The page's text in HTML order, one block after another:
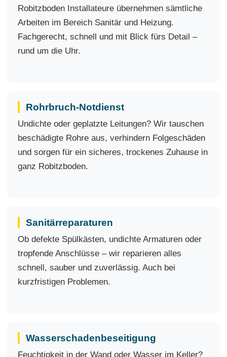
Robitzboden Installateure übernehmen sämtliche
Arbeiten im Bereich Sanitär und Heizung.
Fachgerecht, schnell und mit Blick fürs Detail –
rund um die Uhr.
Rohrbruch-Notdienst
Undichte oder geplatzte Leitungen? Wir tauschen
beschädigte Rohre aus, verhindern Folgeschäden
und sorgen für ein sicheres, trockenes Zuhause in
ganz Robitzboden.
Sanitärreparaturen
Ob defekte Spülkästen, undichte Armaturen oder
tropfende Anschlüsse – wir reparieren alles
schnell, sauber und zuverlässig. Auch bei
kurzfristigen Problemen.
Wasserschadenbeseitigung
Feuchtigkeit in der Wand oder Wasser im Keller?